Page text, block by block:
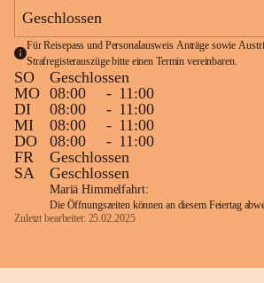
Geschlossen
Für Reisepass und Personalausweis Anträge sowie
Strafregisterauszüge bitte einen Termin vereinbaren.
SO
Geschlossen
MO 08:00 - 11:00
DI
08:00 - 11:00
MI
08:00 - 11:00
DO
08:00 - 11:00
FR
Geschlossen
SA
Geschlossen
Mariä Himmelfahrt:
Die Öffnungszeiten können an diesem Feiertag
Zuletzt bearbeitet: 25.02.2025